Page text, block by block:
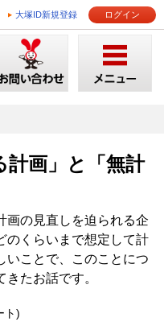
大塚ID新規登録 ログイン
計画」と「無計
画の見直しを迫られる企
のくらいまで想定して計
いことで、このことにつ
たお話です。
ト)